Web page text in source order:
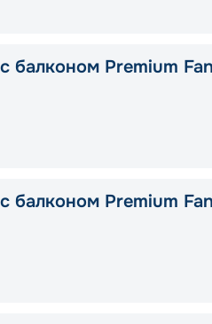
балконом Premium
балконом Premium